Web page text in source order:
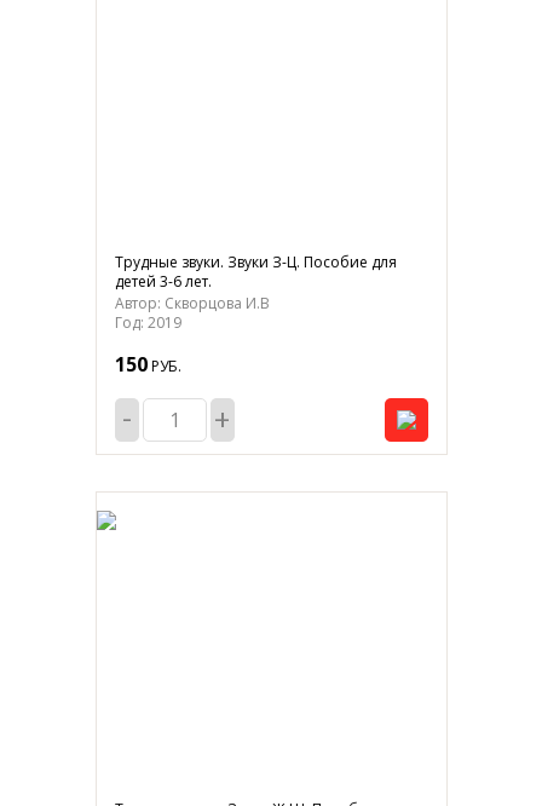
Трудные звуки. Звуки З-Ц. Пособие для
детей 3-6 лет.
Автор: Скворцова И.В
Год: 2019
150РУБ.
- +